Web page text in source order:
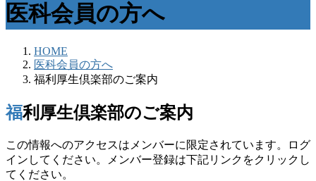
医科会員の方へ
HOME
医科会員の方へ
福利厚生倶楽部のご案内
福利厚生倶楽部のご案内
この情報へのアクセスはメンバーに限定されています。ログ
インしてください。メンバー登録は下記リンクをクリックし
てください。